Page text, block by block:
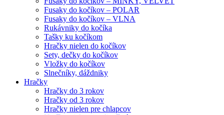
Fusaky do kočíkov – POLAR
Fusaky do kočíkov – VLNA
Rukávniky do kočíka
Tašky ku kočíkom
Hračky nielen do kočíkov
Sety, dečky do kočíkov
Vložky do kočíkov
Slnečníky, dáždniky
Hračky
Hračky do 3 rokov
Hračky od 3 rokov
Hračky nielen pre chlapcov